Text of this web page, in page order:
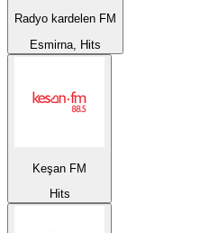
Radyo kardelen FM
Esmirna, Hits
Keşan FM
Hits